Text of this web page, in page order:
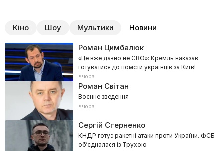
Кіно Шоу Мультики Новини
Роман Цимбалюк
«Це вже давно не СВО»: Кремль наказав
готуватися до помсти українців за Київ!
вчора
Роман Світан
Воєнне зведення
вчора
Сергій Стерненко
КНДР готує ракетні атаки проти України. ФСБ
обʼєдналася із Трухою